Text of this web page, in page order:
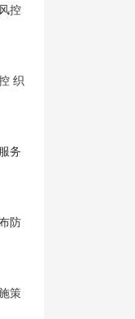
控
织
务
防
策